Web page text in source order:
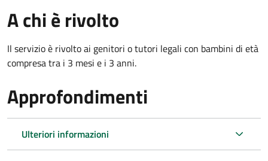
A chi è rivolto
Il servizio è rivolto ai genitori o tutori legali con bambini di età
compresa tra i 3 mesi e i 3 anni.
Approfondimenti
Ulteriori informazioni